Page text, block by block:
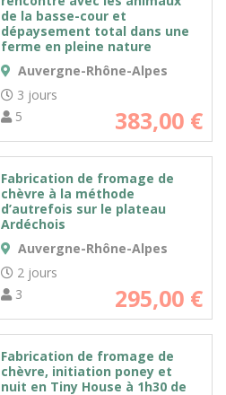
de la basse-cour et
dépaysement total dans une
ferme en pleine nature
Auvergne-Rhône-Alpes
3 jours
5
383,00 €
Fabrication de fromage de
chèvre à la méthode
d’autrefois sur le plateau
Ardéchois
Auvergne-Rhône-Alpes
2 jours
3
295,00 €
Fabrication de fromage de
chèvre, initiation poney et
nuit en Tiny House à 1h30 de